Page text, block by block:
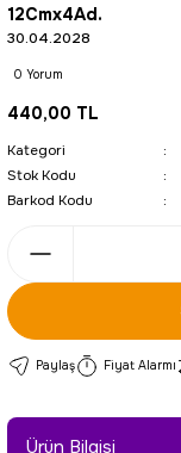
12Cmx4Ad.
30.04.2028
0 Yorum
440,00 TL
Kategori
Stok Kodu
Barkod Kodu
Paylaş Fiyat Alarmı
Ürün Bilgisi